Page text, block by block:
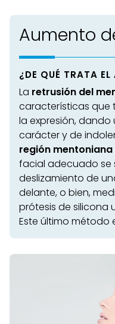
Aumento
¿DE QUÉ TRATA
La retrusión del
características que
la expresión,
carácter y de
región mentoniana
facial adecuado se
deslizamiento de
delante, o bien,
prótesis de silicona
Este último método